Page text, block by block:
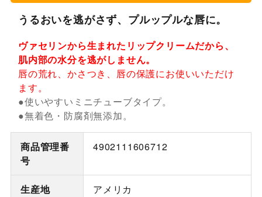
うるおいを逃がさず、プルップルな唇に。
ヴァセリンから生まれたリップクリームだから、
肌内部の水分を逃がしません。
唇の荒れ、かさつき、唇の保護にお使いいただけ
ます。
●使いやすいミニチューブタイプ。
●無着色・防腐剤無添加。
商品管理番
号
4902111606712
生産地 アメリカ